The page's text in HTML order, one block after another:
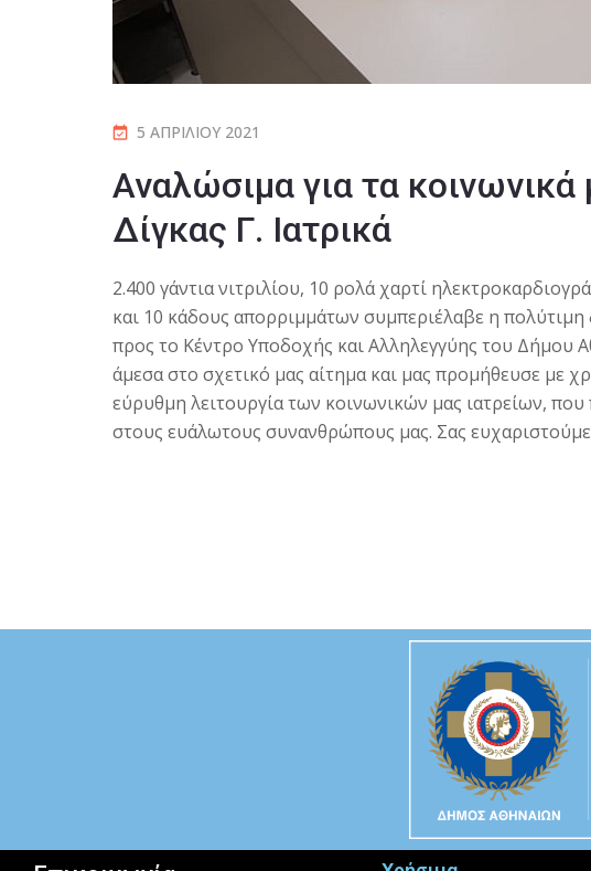
5 ΑΠΡΙΛΊΟΥ 2021
Αναλώσιμα για τα κοινωνικά
Δίγκας Γ. Ιατρικά
2.400 γάντια νιτριλίου, 10 ρολά χαρτί
και 10 κάδους απορριμμάτων συμπεριέλαβε η πολύτιμη
προς το Κέντρο Υποδοχής και Αλληλεγγύης του Δήμου
άμεσα στο σχετικό μας αίτημα και μας προμήθευσε με
εύρυθμη λειτουργία των κοινωνικών μας ιατρείων,
στους ευάλωτους συνανθρώπους μας. Σας